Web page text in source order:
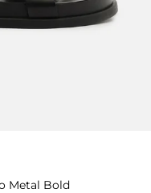
Metal Bold